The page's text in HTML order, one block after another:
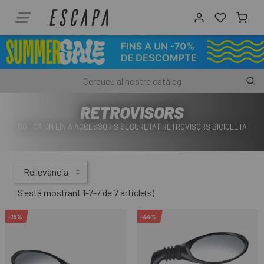
RETROVISORS
BOTIGA EN LÍNIA ACCESSORIS SEGURETAT RETROVISORS BICICLETA
Rellevància
S'està mostrant 1-7-7 de 7 article(s)
-15% -44%